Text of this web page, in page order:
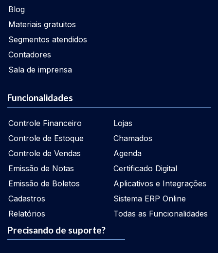
Blog
Materiais gratuitos
Segmentos atendidos
Contadores
Sala de imprensa
Funcionalidades
Controle Financeiro
Controle de Estoque
Controle de Vendas
Emissão de Notas
Emissão de Boletos
Cadastros
Relatórios
Lojas
Chamados
Agenda
Certificado Digital
Aplicativos e Integrações
Sistema ERP Online
Todas as Funcionalidades
Precisando de suporte?